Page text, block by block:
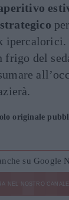
ipercalorici.
frigo del
originale
su Google
NEL NOSTRO CANALE